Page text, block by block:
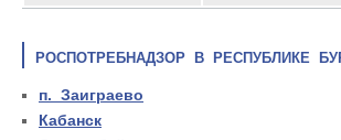
РОСПОТРЕБНАДЗОР В РЕСПУБЛИКЕ
п. Заиграево
Кабанск